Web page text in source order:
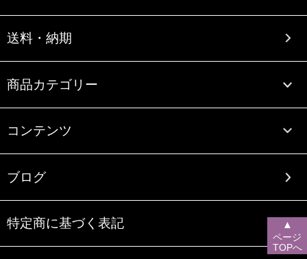
送料・納期
商品カテゴリー
コンテンツ
ブログ
特定商に基づく表記 ▲
ページ
TOPへ